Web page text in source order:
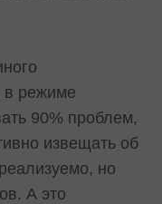
в режиме
90% проблем,
извещать об
но
А это